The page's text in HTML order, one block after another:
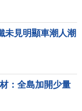
未見明顯車潮人潮
：全島加開少量